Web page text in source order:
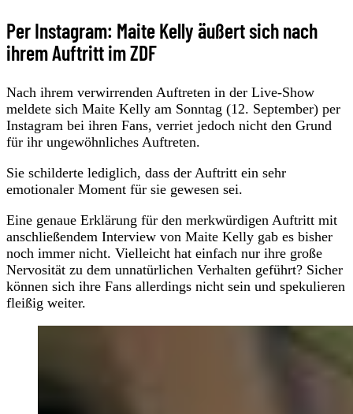
Per Instagram: Maite Kelly äußert sich nach
ihrem Auftritt im ZDF
Nach ihrem verwirrenden Auftreten in der Live-Show
meldete sich Maite Kelly am Sonntag (12. September) per
Instagram bei ihren Fans, verriet jedoch nicht den Grund
für ihr ungewöhnliches Auftreten.
Sie schilderte lediglich, dass der Auftritt ein sehr
emotionaler Moment für sie gewesen sei.
Eine genaue Erklärung für den merkwürdigen Auftritt mit
anschließendem Interview von Maite Kelly gab es bisher
noch immer nicht. Vielleicht hat einfach nur ihre große
Nervosität zu dem unnatürlichen Verhalten geführt? Sicher
können sich ihre Fans allerdings nicht sein und spekulieren
fleißig weiter.